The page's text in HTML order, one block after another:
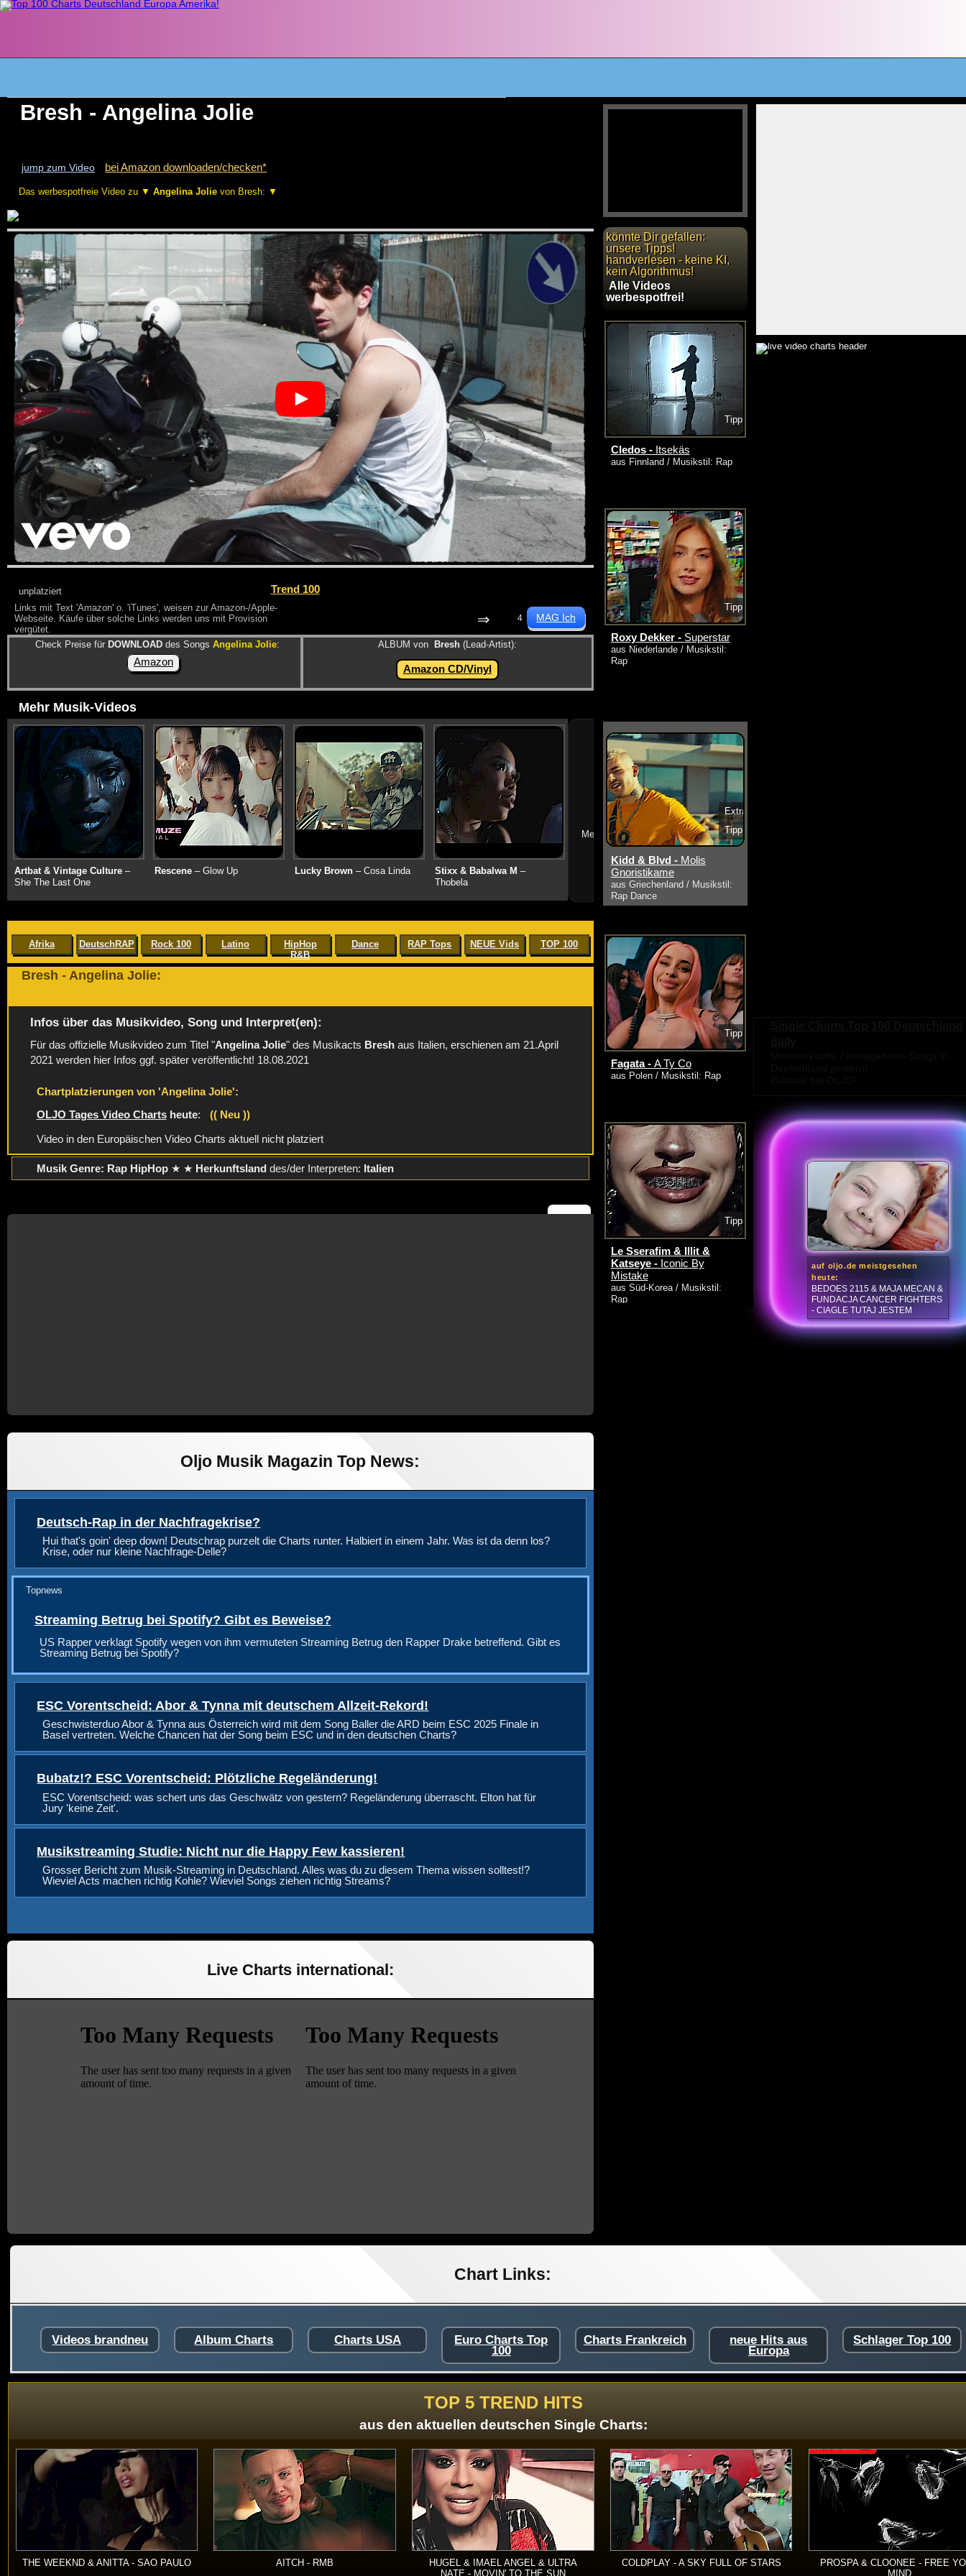
Bresh - Angelina Jolie
jump zum Video bei Amazon downloaden/checken*
Das werbespotfreie Video zu ▼Angelina Jolie von Bresh: ▼
unplatziert Trend 100
Links mit Text 'Amazon' o. 'iTunes', weisen zur Amazon-/Apple-
Webseite. Käufe über solche Links werden uns mit Provision
vergütet.
⇒ 4
Check Preise für DOWNLOAD des SongsAngelina Jolie:
Amazon
ALBUM von Bresh(Lead-Artist):
Amazon CD/Vinyl
Mehr Musik-Videos
Artbat & Vintage Culture–
She The Last One
Rescene– Glow Up Lucky Brown– Cosa Linda Stixx & Babalwa M –
Thobela
➔
Mehr neue Vids ansehen
Afrika DeutschRAP Rock 100 Latino
HipHop
R&B
Dance RAP Tops NEUE Vids TOP 100
Bresh - Angelina Jolie:
Infos über das Musikvideo, Song und Interpret(en):
Für das offizielle Musikvideo zum Titel "Angelina Jolie" des Musikacts Bresh aus Italien, erschienen am 21.April
2021 werden hier Infos ggf. später veröffentlicht! 18.08.2021
Chartplatzierungen von 'Angelina Jolie':
OLJO Tages Video Charts heute: (( Neu ))
Video in den Europäischen Video Charts aktuell nicht platziert
Musik Genre: Rap HipHop★ ★ Herkunftsland des/der Interpreten: Italien
Oljo Musik Magazin Top News:
Deutsch-Rap in der Nachfragekrise?
Hui that's goin' deep down! Deutschrap purzelt die Charts runter. Halbiert in einem Jahr. Was ist da denn los?
Krise, oder nur kleine Nachfrage-Delle?
Topnews
Streaming Betrug bei Spotify? Gibt es Beweise?
US Rapper verklagt Spotify wegen von ihm vermuteten Streaming Betrug den Rapper Drake betreffend. Gibt es
Streaming Betrug bei Spotify?
ESC Vorentscheid: Abor & Tynna mit deutschem Allzeit-Rekord!
Geschwisterduo Abor & Tynna aus Österreich wird mit dem Song Baller die ARD beim ESC 2025 Finale in
Basel vertreten. Welche Chancen hat der Song beim ESC und in den deutschen Charts?
Bubatz!? ESC Vorentscheid: Plötzliche Regeländerung!
ESC Vorentscheid: was schert uns das Geschwätz von gestern? Regeländerung überrascht. Elton hat für
Jury 'keine Zeit'.
Musikstreaming Studie: Nicht nur die Happy Few kassieren!
Grosser Bericht zum Musik-Streaming in Deutschland. Alles was du zu diesem Thema wissen solltest!?
Wieviel Acts machen richtig Kohle? Wieviel Songs ziehen richtig Streams?
Live Charts international:
auf oljo.de meistgesehen
heute:
BEDOES 2115 & MAJA MECAN &
FUNDACJA CANCER FIGHTERS
- CIAGLE TUTAJ JESTEM
könnte Dir gefallen:
unsere Tipps!
handverlesen - keine KI,
kein Algorithmus!
Alle Videos
werbespotfrei!
Tipp
Cledos - Itsekäs
aus Finnland / Musikstil: Rap
Tipp
Roxy Dekker - Superstar
aus Niederlande / Musikstil:
Rap
Extra
Tipp
Kidd & Blvd - Molis
Gnoristikame
aus Griechenland / Musikstil:
Rap Dance
Tipp
Fagata - A Ty Co
aus Polen / Musikstil: Rap
Tipp
Le Sserafim & Illit &
Katseye - Iconic By
Mistake
aus Süd-Korea / Musikstil:
Rap
Chart Links:
Videos brandneu Album Charts Charts USA Euro Charts Top
100
Charts Frankreich neue Hits aus
Europa
Schlager Top 100
TOP 5 TREND HITS
aus den aktuellen deutschen Single Charts:
THE WEEKND & ANITTA - SAO PAULO AITCH - RMB
HUGEL & IMAEL ANGEL & ULTRA
NATE - MOVIN' TO THE SUN
COLDPLAY - A SKY FULL OF STARS
PROSPA & CLOONEE - FREE
MIND